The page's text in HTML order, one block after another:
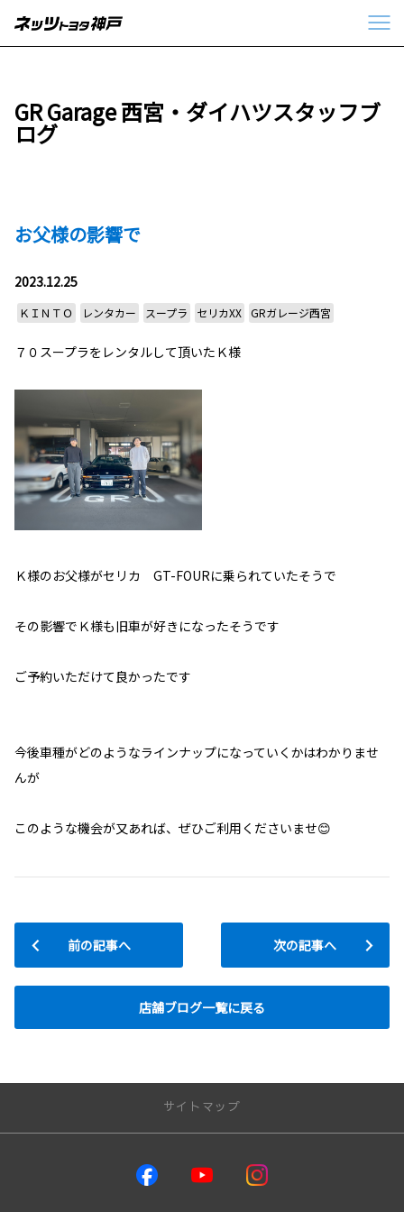
GR Garage 西宮・ダイハツスタッフブ
ログ
お父様の影響で
2023.12.25
ＫＩＮＴＯ レンタカー スープラ セリカXX GRガレージ西宮
７０スープラをレンタルして頂いたＫ様
Ｋ様のお父様がセリカ GT-FOURに乗られていたそうで
その影響でＫ様も旧車が好きになったそうです
ご予約いただけて良かったです
今後車種がどのようなラインナップになっていくかはわかりませ
んが
このような機会が又あれば、ぜひご利用くださいませ😊
前の記事へ
店舗ブログ一覧に戻る
次の記事へ
サイトマップ